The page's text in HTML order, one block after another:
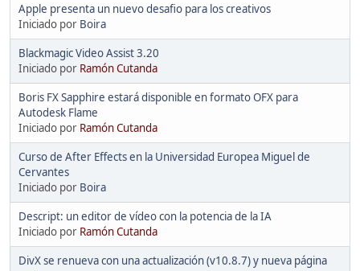
Apple presenta un nuevo desafio para los creativos
Iniciado por Boira
Blackmagic Video Assist 3.20
Iniciado por Ramón Cutanda
Boris FX Sapphire estará disponible en formato OFX para
Autodesk Flame
Iniciado por Ramón Cutanda
Curso de After Effects en la Universidad Europea Miguel de
Cervantes
Iniciado por Boira
Descript: un editor de vídeo con la potencia de la IA
Iniciado por Ramón Cutanda
DivX se renueva con una actualización (v10.8.7) y nueva página